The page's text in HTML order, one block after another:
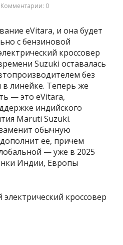
Комментарии: 0
eVitara, и она будет
с бензиновой
кроссовер
Suzuki оставалась
без
линейке. Теперь же
— это eVitara,
индийского
Maruti Suzuki.
обычную
ее, причем
— уже в 2025
Индии, Европы